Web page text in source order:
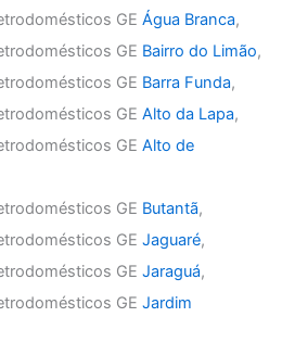
GEÁgua Branca,
GE Bairro do Limão,
GE Barra Funda,
GEAlto da Lapa,
GEAlto de
GE Butantã,
GEJaguaré,
GEJaraguá,
GEJardim